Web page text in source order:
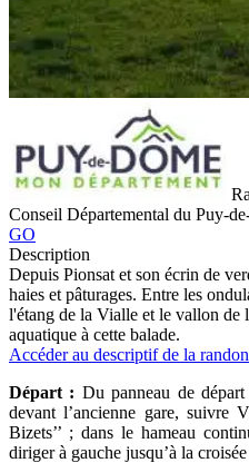
Conseil Départemental du Puy-
GO
Description
Depuis Pionsat et son écrin de
haies et pâturages. Entre les
l'étang de la Vialle et le vallon de
aquatique à cette balade.
Accéder au descriptif de la
Départ : Du panneau de
devant l’ancienne gare, suivre
Bizets’’ ; dans le hameau
diriger à gauche jusqu’à la